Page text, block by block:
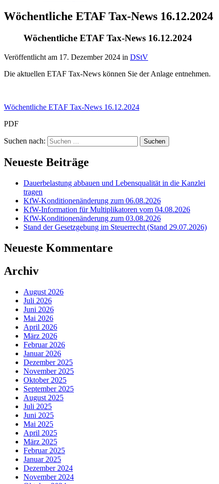
Wöchentliche ETAF Tax-News 16.12.2024
Wöchentliche ETAF Tax-News 16.12.2024
Veröffentlicht am 17. Dezember 2024 in DStV
Die aktuellen ETAF Tax-News können Sie der Anlage entnehmen.
Wöchentliche ETAF Tax-News 16.12.2024
PDF
Suchen nach:
Neueste Beiträge
Dauerbelastung abbauen und Lebensqualität in die Kanzlei
tragen
KfW-Konditionenänderung zum 06.08.2026
KfW-Information für Multiplikatoren vom 04.08.2026
KfW-Konditionenänderung zum 03.08.2026
Stand der Gesetzgebung im Steuerrecht (Stand 29.07.2026)
Neueste Kommentare
Archiv
August 2026
Juli 2026
Juni 2026
Mai 2026
April 2026
März 2026
Februar 2026
Januar 2026
Dezember 2025
November 2025
Oktober 2025
September 2025
August 2025
Juli 2025
Juni 2025
Mai 2025
April 2025
März 2025
Februar 2025
Januar 2025
Dezember 2024
November 2024